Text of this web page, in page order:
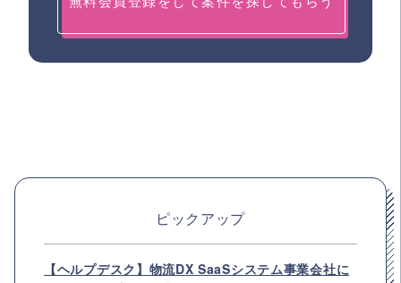
ピックアップ
【ヘルプデスク】物流DX SaaSシステム事業会社に